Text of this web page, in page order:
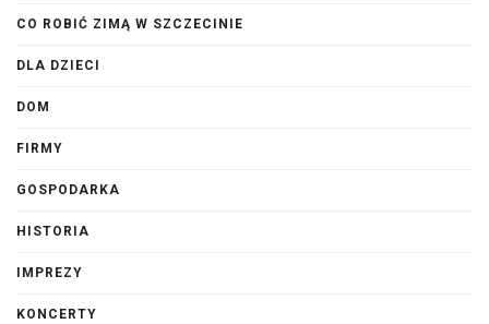
CO ROBIĆ ZIMĄ W SZCZECINIE
DLA DZIECI
DOM
FIRMY
GOSPODARKA
HISTORIA
IMPREZY
KONCERTY